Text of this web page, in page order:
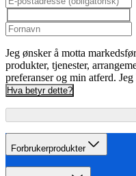
Jeg ønsker å motta
produkter, tjenester,
preferanser og min atferd.
Hva betyr dette?
Forbrukerprodukter